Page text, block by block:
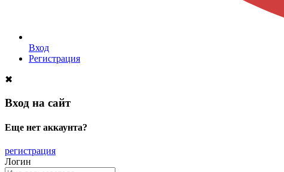
Вход
Регистрация
✖
Вход на сайт
Еще нет аккаунта?
регистрация
Логин